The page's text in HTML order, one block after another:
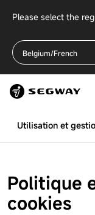
Please select the
Belgium/French
Utilisation et
Politique
cookies